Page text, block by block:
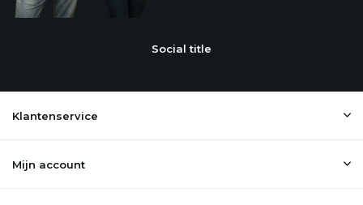
Social title
Klantenservice
Mijn account